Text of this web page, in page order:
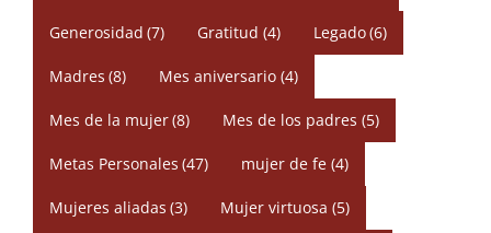
Generosidad (7) Gratitud (4) Legado(6)
Madres (8) Mes aniversario (4)
Mes de la mujer(8) Mes de los padres (5)
Metas Personales (47) mujer de fe (4)
Mujeres aliadas (3) Mujer virtuosa (5)